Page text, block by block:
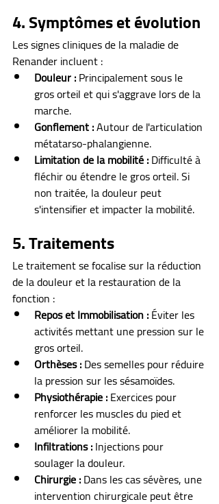
4. Symptômes et évolution
Les signes cliniques de la maladie de
Renander incluent :
Douleur : Principalement sous le
gros orteil et qui s'aggrave lors de la
marche.
Gonflement : Autour de l'articulation
métatarso-phalangienne.
Limitation de la mobilité : Difficulté à
fléchir ou étendre le gros orteil. Si
non traitée, la douleur peut
s'intensifier et impacter la mobilité.
5. Traitements
Le traitement se focalise sur la réduction
de la douleur et la restauration de la
fonction :
Repos et Immobilisation : Éviter les
activités mettant une pression sur le
gros orteil.
Orthèses : Des semelles pour réduire
la pression sur les sésamoïdes.
Physiothérapie : Exercices pour
renforcer les muscles du pied et
améliorer la mobilité.
Infiltrations : Injections pour
soulager la douleur.
Chirurgie : Dans les cas sévères, une
intervention chirurgicale peut être